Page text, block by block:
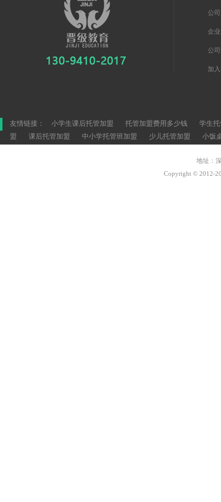
公
企
公
加
友情链接： 小学生课后托管加盟 托管加盟费用多少钱
学生
盟
课后托管加盟 中小学托管班加盟 少儿托管加盟 小饭
地址：
Copyright © 2012-